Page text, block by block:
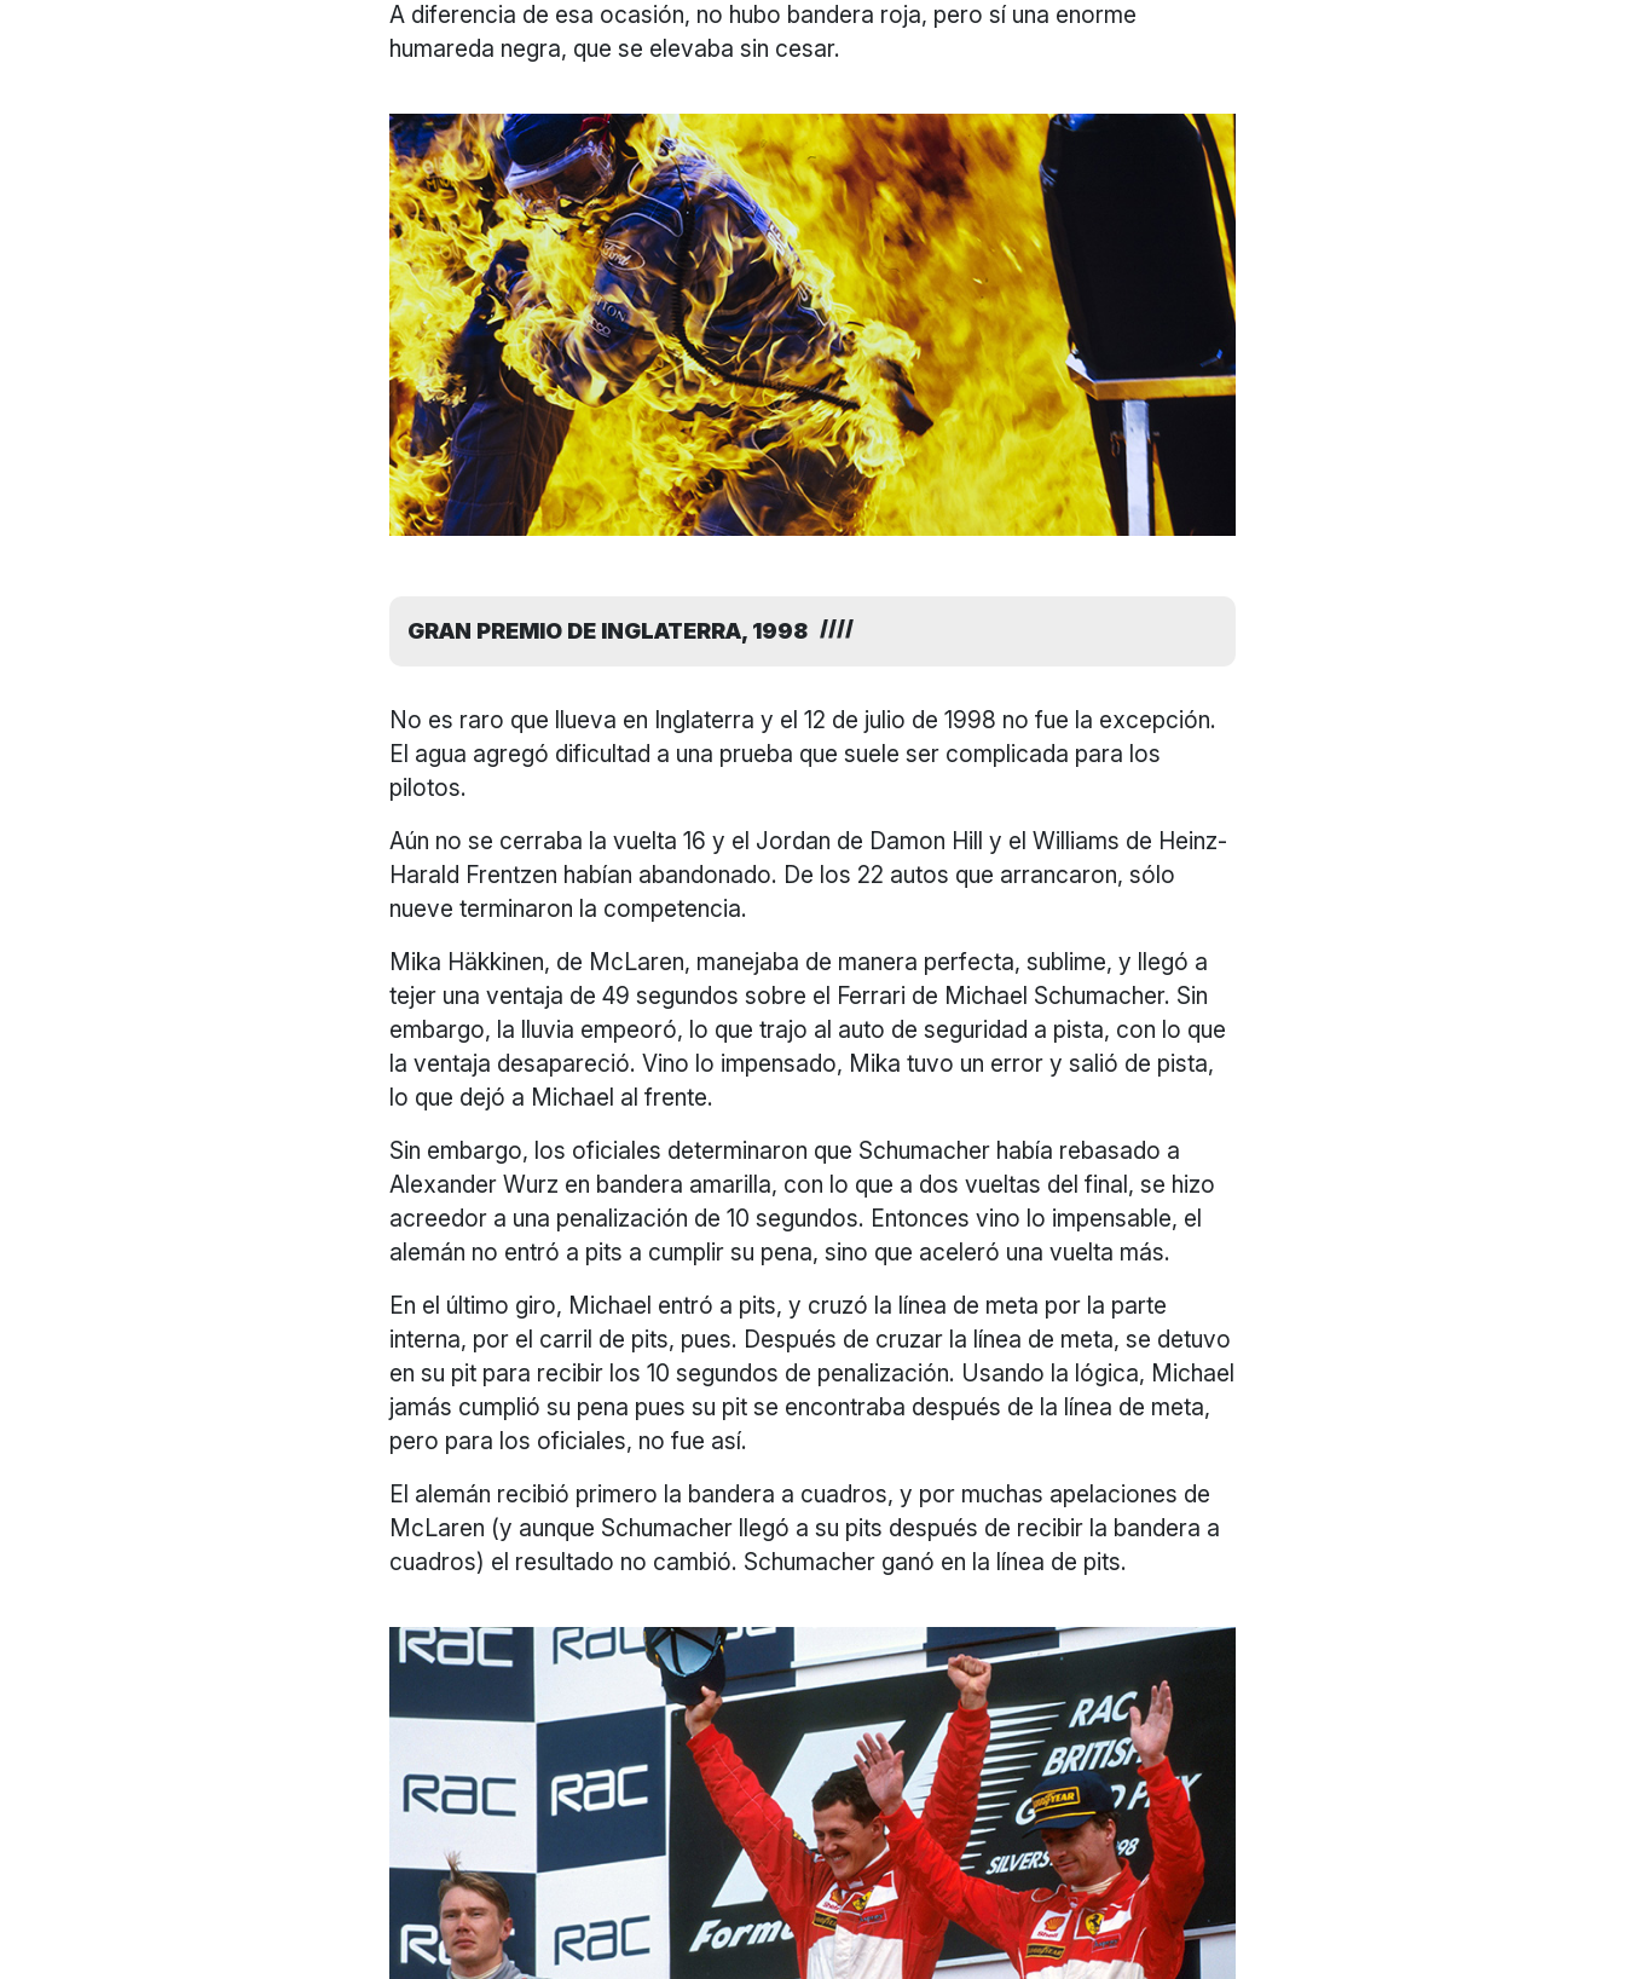
A diferencia de esa ocasión, no hubo bandera roja, pero sí una enorme
humareda negra, que se elevaba sin cesar.
GRAN PREMIO DE INGLATERRA, 1998
No es raro que llueva en Inglaterra y el 12 de julio de 1998 no fue la excepción.
El agua agregó dificultad a una prueba que suele ser complicada para los
pilotos.
Aún no se cerraba la vuelta 16 y el Jordan de Damon Hill y el Williams de Heinz-
Harald Frentzen habían abandonado. De los 22 autos que arrancaron, sólo
nueve terminaron la competencia.
Mika Häkkinen, de McLaren, manejaba de manera perfecta, sublime, y llegó a
tejer una ventaja de 49 segundos sobre el Ferrari de Michael Schumacher. Sin
embargo, la lluvia empeoró, lo que trajo al auto de seguridad a pista, con lo que
la ventaja desapareció. Vino lo impensado, Mika tuvo un error y salió de pista,
lo que dejó a Michael al frente.
Sin embargo, los oficiales determinaron que Schumacher había rebasado a
Alexander Wurz en bandera amarilla, con lo que a dos vueltas del final, se hizo
acreedor a una penalización de 10 segundos. Entonces vino lo impensable, el
alemán no entró a pits a cumplir su pena, sino que aceleró una vuelta más.
En el último giro, Michael entró a pits, y cruzó la línea de meta por la parte
interna, por el carril de pits, pues. Después de cruzar la línea de meta, se detuvo
en su pit para recibir los 10 segundos de penalización. Usando la lógica, Michael
jamás cumplió su pena pues su pit se encontraba después de la línea de meta,
pero para los oficiales, no fue así.
El alemán recibió primero la bandera a cuadros, y por muchas apelaciones de
McLaren (y aunque Schumacher llegó a su pits después de recibir la bandera a
cuadros) el resultado no cambió. Schumacher ganó en la línea de pits.